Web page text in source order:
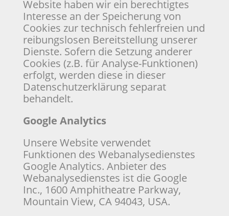
Website haben wir ein berechtigtes
Interesse an der Speicherung von
Cookies zur technisch fehlerfreien und
reibungslosen Bereitstellung unserer
Dienste. Sofern die Setzung anderer
Cookies (z.B. für Analyse-Funktionen)
erfolgt, werden diese in dieser
Datenschutzerklärung separat
behandelt.
Google Analytics
Unsere Website verwendet
Funktionen des Webanalysedienstes
Google Analytics. Anbieter des
Webanalysedienstes ist die Google
Inc., 1600 Amphitheatre Parkway,
Mountain View, CA 94043, USA.